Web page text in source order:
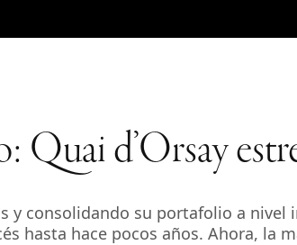
Quai d’Orsay
y consolidando su portafolio a
hasta hace pocos años. Ahora, la